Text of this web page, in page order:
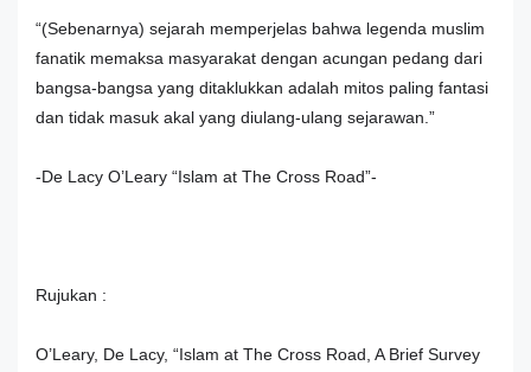
“(Sebenarnya) sejarah memperjelas bahwa legenda muslim
fanatik memaksa masyarakat dengan acungan pedang dari
bangsa-bangsa yang ditaklukkan adalah mitos paling fantasi
dan tidak masuk akal yang diulang-ulang sejarawan.”
-De Lacy O’Leary “Islam at The Cross Road”-
Rujukan :
O’Leary, De Lacy, “Islam at The Cross Road, A Brief Survey